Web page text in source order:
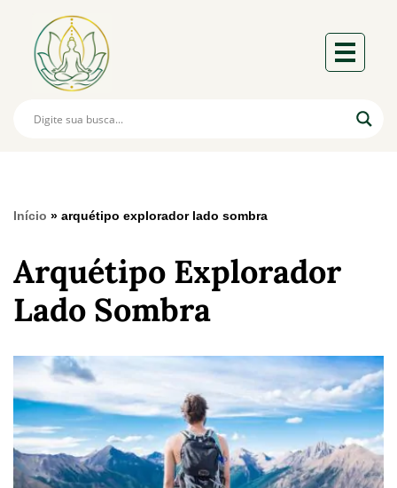
Início » arquétipo explorador lado sombra
Arquétipo Explorador
Lado Sombra